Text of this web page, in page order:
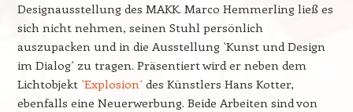
Designausstellung des MAKK. Marco Hemmerling ließ es
sich nicht nehmen, seinen Stuhl persönlich
auszupacken und in die Ausstellung `Kunst und Design
im Dialog´ zu tragen. Präsentiert wird er neben dem
Lichtobjekt `Explosion´des Künstlers Hans Kotter,
ebenfalls eine Neuerwerbung. Beide Arbeiten sind von